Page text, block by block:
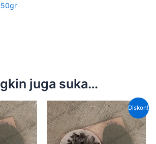
juga suka…
Diskon!
Harga
aslinya
adalah:
Rp80,000.00.
Harga
saat
ini